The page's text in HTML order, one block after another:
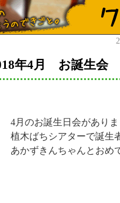
年4月 お誕生会
4月のお誕生日会があり
植木ばちシアターで誕生
あかずきんちゃんとおめ